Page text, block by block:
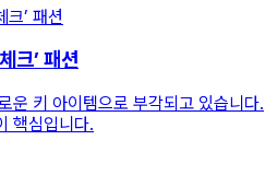
크’ 패션
운 키 아이템으로 부각되고 있습니다.
핵심입니다.